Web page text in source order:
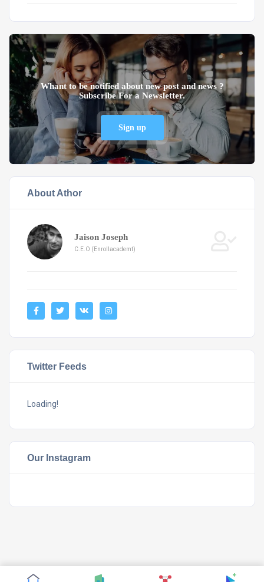
Whant to be notified about new post and news ?
Subscribe For a Newsletter.
Sign up
About Athor
Jaison Joseph
C.E.O (Enrollacademt)
Twitter Feeds
Loading!
Our Instagram